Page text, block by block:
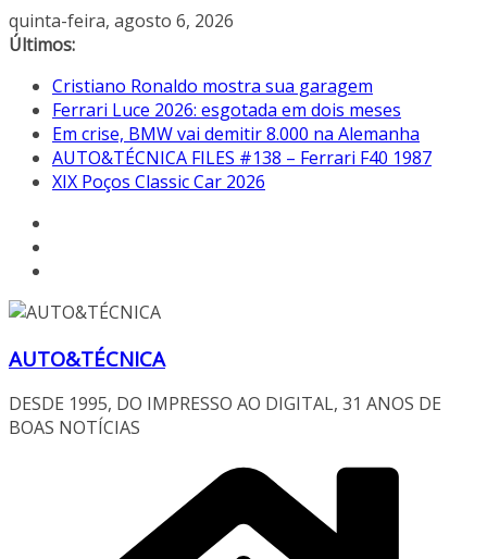
Pular
para
conteúdo
quinta-feira, agosto 6, 2026
Últimos:
Cristiano Ronaldo mostra sua garagem
Ferrari Luce 2026: esgotada em dois meses
Em crise, BMW vai demitir 8.000 na Alemanha
AUTO&TÉCNICA FILES #138 – Ferrari F40 1987
XIX Poços Classic Car 2026
AUTO&TÉCNICA
DESDE 1995, DO IMPRESSO AO DIGITAL, 31 ANOS DE
BOAS NOTÍCIAS